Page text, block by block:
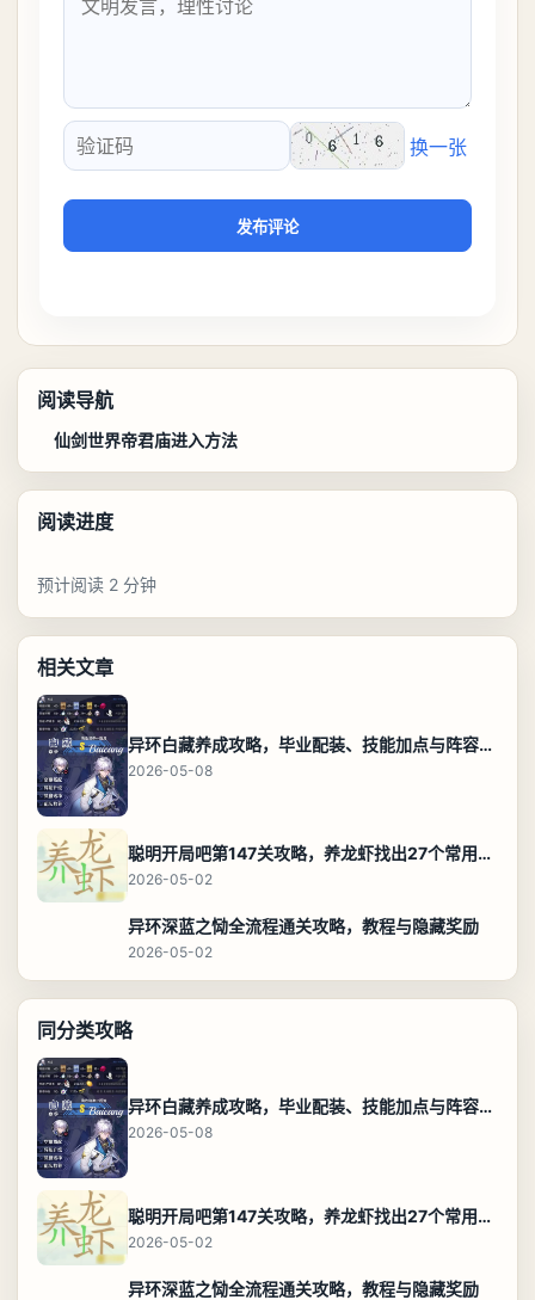
验证码
换一张
发布评论
阅读导航
仙剑世界帝君庙进入方法
阅读进度
预计阅读 2 分钟
相关文章
异环白藏养成攻略，毕业配装、技能加点与阵容搭配保姆级解析
2026-05-08
聪明开局吧第147关攻略，养龙虾找出27个常用字通关答案
2026-05-02
异环深蓝之恸全流程通关攻略，教程与隐藏奖励
2026-05-02
同分类攻略
异环白藏养成攻略，毕业配装、技能加点与阵容搭配保姆级解析
2026-05-08
聪明开局吧第147关攻略，养龙虾找出27个常用字通关答案
2026-05-02
异环深蓝之恸全流程通关攻略，教程与隐藏奖励